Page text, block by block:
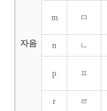
자음
m ㅁ
n ㄴ
p ㅍ
r ㄹ